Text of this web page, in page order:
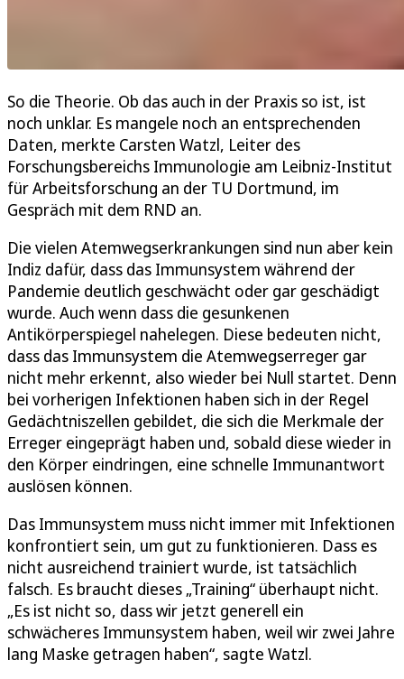
So die Theorie. Ob das auch in der Praxis so ist, ist
noch unklar. Es mangele noch an entsprechenden
Daten, merkte Carsten Watzl, Leiter des
Forschungsbereichs Immunologie am Leibniz-Institut
für Arbeitsforschung an der TU Dortmund, im
Gespräch mit dem RND an.
Die vielen Atemwegserkrankungen sind nun aber kein
Indiz dafür, dass das Immunsystem während der
Pandemie deutlich geschwächt oder gar geschädigt
wurde. Auch wenn dass die gesunkenen
Antikörperspiegel nahelegen. Diese bedeuten nicht,
dass das Immunsystem die Atemwegserreger gar
nicht mehr erkennt, also wieder bei Null startet. Denn
bei vorherigen Infektionen haben sich in der Regel
Gedächtniszellen gebildet, die sich die Merkmale der
Erreger eingeprägt haben und, sobald diese wieder in
den Körper eindringen, eine schnelle Immunantwort
auslösen können.
Das Immunsystem muss nicht immer mit Infektionen
konfrontiert sein, um gut zu funktionieren. Dass es
nicht ausreichend trainiert wurde, ist tatsächlich
falsch. Es braucht dieses „Training“ überhaupt nicht.
„Es ist nicht so, dass wir jetzt generell ein
schwächeres Immunsystem haben, weil wir zwei Jahre
lang Maske getragen haben“, sagte Watzl.